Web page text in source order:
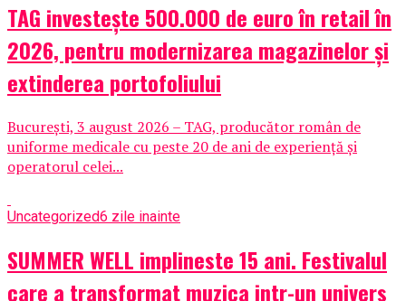
TAG investește 500.000 de euro în retail în
2026, pentru modernizarea magazinelor și
extinderea portofoliului
București, 3 august 2026 – TAG, producător român de
uniforme medicale cu peste 20 de ani de experiență și
operatorul celei...
Uncategorized6 zile inainte
SUMMER WELL implineste 15 ani. Festivalul
care a transformat muzica intr-un univers